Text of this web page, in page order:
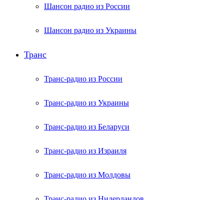
Шансон радио из России
Шансон радио из Украины
Транс
Транс-радио из России
Транс-радио из Украины
Транс-радио из Беларуси
Транс-радио из Израиля
Транс-радио из Молдовы